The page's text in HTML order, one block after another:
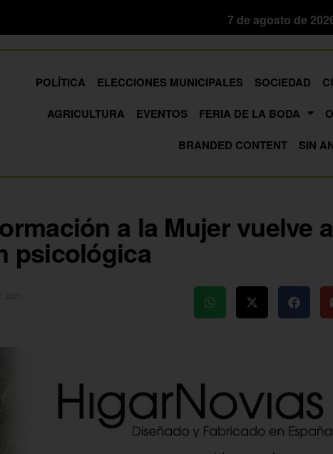
7 de agosto de
POLÍTICA ELECCIONES MUNICIPALES SOCIEDAD
AGRICULTURA
EVENTOS FERIA DE LA BODA
BRANDED CONTENT
SIN
a la Mujer vuelve a
psicológica